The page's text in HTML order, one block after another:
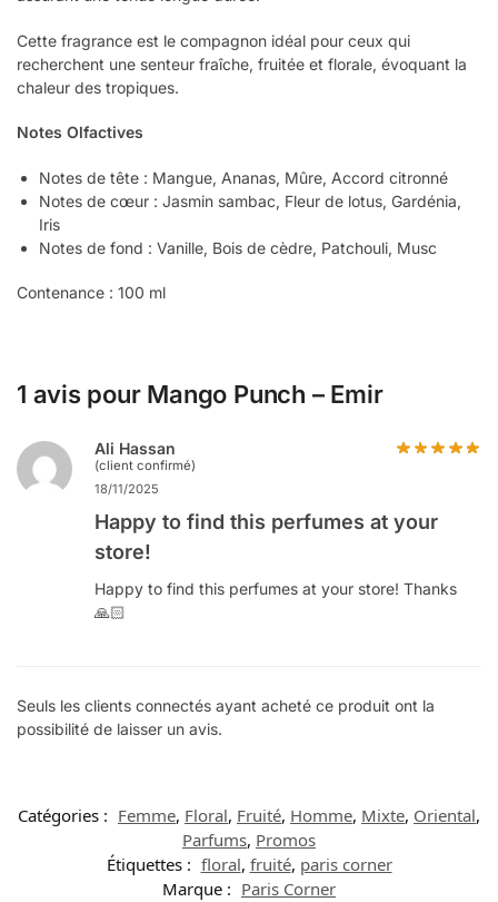
Cette fragrance est le compagnon idéal pour ceux qui
recherchent une senteur fraîche, fruitée et florale, évoquant la
chaleur des tropiques.
Notes Olfactives
Notes de tête : Mangue, Ananas, Mûre, Accord citronné
Notes de cœur : Jasmin sambac, Fleur de lotus, Gardénia,
Iris
Notes de fond : Vanille, Bois de cèdre, Patchouli, Musc
Contenance : 100 ml
1 avis pour Mango Punch – Emir
Ali Hassan
(client confirmé)
18/11/2025
Happy to find this perfumes at your
store!
Happy to find this perfumes at your store! Thanks
🙏🏻
Seuls les clients connectés ayant acheté ce produit ont la
possibilité de laisser un avis.
Catégories : Femme, Floral, Fruité, Homme, Mixte, Oriental,
Parfums, Promos
Étiquettes : floral, fruité, paris corner
Marque : Paris Corner